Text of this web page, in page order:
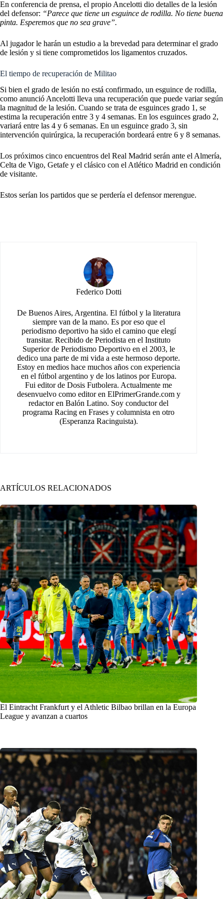
En conferencia de prensa, el propio Ancelotti dio detalles de la lesión
del defensor: “Parece que tiene un esguince de rodilla. No tiene buena
pinta. Esperemos que no sea grave”.
Al jugador le harán un estudio a la brevedad para determinar el grado
de lesión y si tiene comprometidos los ligamentos cruzados.
El tiempo de recuperación de Militao
Si bien el grado de lesión no está confirmado, un esguince de rodilla,
como anunció Ancelotti lleva una recuperación que puede variar según
la magnitud de la lesión. Cuando se trata de esguinces grado 1, se
estima la recuperación entre 3 y 4 semanas. En los esguinces grado 2,
variará entre las 4 y 6 semanas. En un esguince grado 3, sin
intervención quirúrgica, la recuperación bordeará entre 6 y 8 semanas.
Los próximos cinco encuentros del Real Madrid serán ante el Almería,
Celta de Vigo, Getafe y el clásico con el Atlético Madrid en condición
de visitante.
Estos serían los partidos que se perdería el defensor merengue.
Federico Dotti
De Buenos Aires, Argentina. El fútbol y la literatura
siempre van de la mano. Es por eso que el
periodismo deportivo ha sido el camino que elegí
transitar. Recibido de Periodista en el Instituto
Superior de Periodismo Deportivo en el 2003, le
dedico una parte de mi vida a este hermoso deporte.
Estoy en medios hace muchos años con experiencia
en el fútbol argentino y de los latinos por Europa.
Fui editor de Dosis Futbolera. Actualmente me
desenvuelvo como editor en ElPrimerGrande.com y
redactor en Balón Latino. Soy conductor del
programa Racing en Frases y columnista en otro
(Esperanza Racinguista).
ARTÍCULOS RELACIONADOS
El Eintracht Frankfurt y el Athletic Bilbao brillan en la Europa
League y avanzan a cuartos